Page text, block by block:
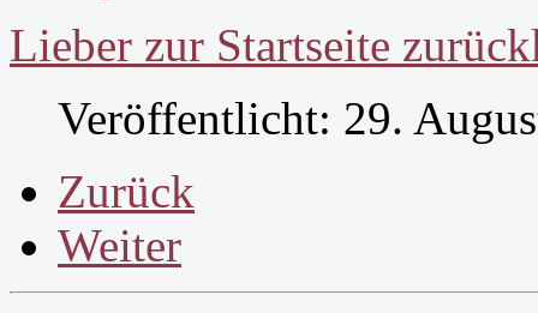
Lieber zur Startseite
Veröffentlicht: 29.
Zurück
Weiter